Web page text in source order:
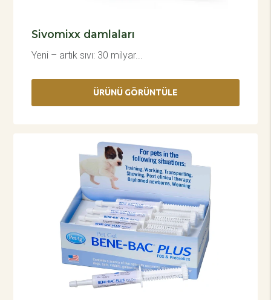
Sivomixx damlaları
Yeni – artık sıvı: 30 milyar...
ÜRÜNÜ GÖRÜNTÜLE